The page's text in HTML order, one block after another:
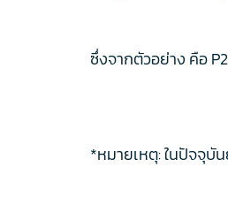
ซึ่งจากตัวอย่าง คือ
*หมายเหตุ: ในปัจจุบั